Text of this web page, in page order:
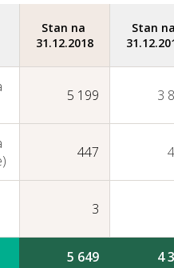
Stan na
31.12.2018
Stan
5 199 3
447
3
5 649 4